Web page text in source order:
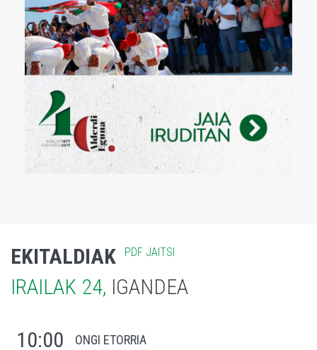
EKITALDIAK PDF JAITSI
IRAILAK 24, IGANDEA
10:00 ONGI ETORRIA